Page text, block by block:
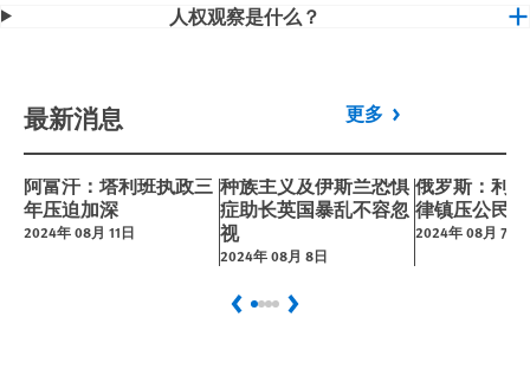
成果
关于
العربية 简中 繁中 Français Русский
Português
人权观察是什么？
最新消息 更多
阿富汗：塔利班执政三
年压迫加深
2024年 08月 11日
种族主义及伊斯兰恐惧
症助长英国暴乱不容忽
视
2024年 08月 8日
俄罗斯：利
律镇压公民
2024年 08月 7日